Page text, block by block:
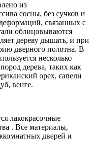
из
сосны, без сучков и
связанных с
облицовываются
дереву дышать, и при
дверного полотна. В
несколько
дерева, таких как
орех, сапели
венге.
лакокрасочные
. Все материалы,
дверей и